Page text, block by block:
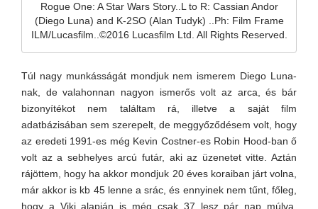
Rogue One: A Star Wars Story..L to R: Cassian Andor
(Diego Luna) and K-2SO (Alan Tudyk) ..Ph: Film Frame
ILM/Lucasfilm..©2016 Lucasfilm Ltd. All Rights Reserved.
Túl nagy munkásságát mondjuk nem ismerem Diego Luna-
nak, de valahonnan nagyon ismerős volt az arca, és bár
bizonyítékot nem találtam rá, illetve a saját film
adatbázisában sem szerepelt, de meggyőződésem volt, hogy
az eredeti 1991-es még Kevin Costner-es Robin Hood-ban ő
volt az a sebhelyes arcú futár, aki az üzenetet vitte. Aztán
rájöttem, hogy ha akkor mondjuk 20 éves koraiban járt volna,
már akkor is kb 45 lenne a srác, és ennyinek nem tűnt, főleg,
hogy a Viki alapján is még csak 37 lesz pár nap múlva.